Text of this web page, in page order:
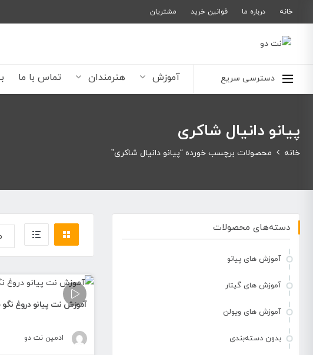
خانه درباره ما قوانین خرید مشتریان
دسترسی سریع آموزش هنرمندان تماس با ما
پیانو دانیال شاکری
خانه محصولات برچسب خورده “پیانو دانیال شاکری”
آموزش نت پیانو دروغ نگو
ادمین نت دو
دسته‌های محصولات
آموزش های پیانو
آموزش های گیتار
آموزش های ویولن
بدون دسته‌بندی